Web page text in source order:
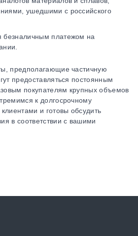
ушедшими с российского
безналичным платежом на
предполагающие частичную
предоставляться постоянным
покупателям крупных объемов
к долгосрочному
и готовы обсудить
в соответствии с вашими